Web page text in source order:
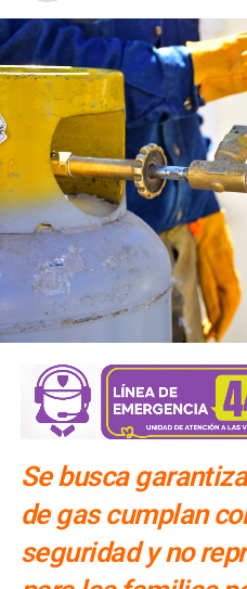
Se busca
de gas cumplan
seguridad y no